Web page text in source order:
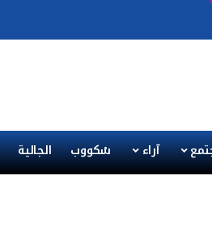
آراء سْكووب الجالية